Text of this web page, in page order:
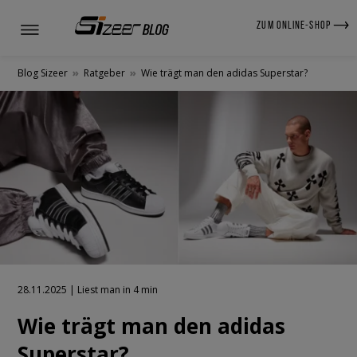
ZUM ONLINE-SHOP
Blog Sizeer » Ratgeber » Wie trägt man den adidas Superstar?
28.11.2025 | Liest man in 4 min
Wie trägt man den adidas